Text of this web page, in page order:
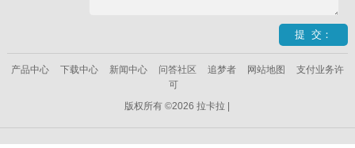
产品中心 下载中心 新闻中心 问答社区 追梦者 网站地图
支付业务许
可
版权所有 ©2026 拉卡拉 |